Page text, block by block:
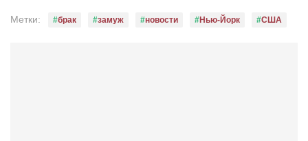
Афиша Киев
Метки: брак замуж новости Нью-Йорк США